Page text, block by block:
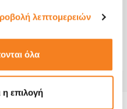
λεπτομερειών
όλα
η επιλογή